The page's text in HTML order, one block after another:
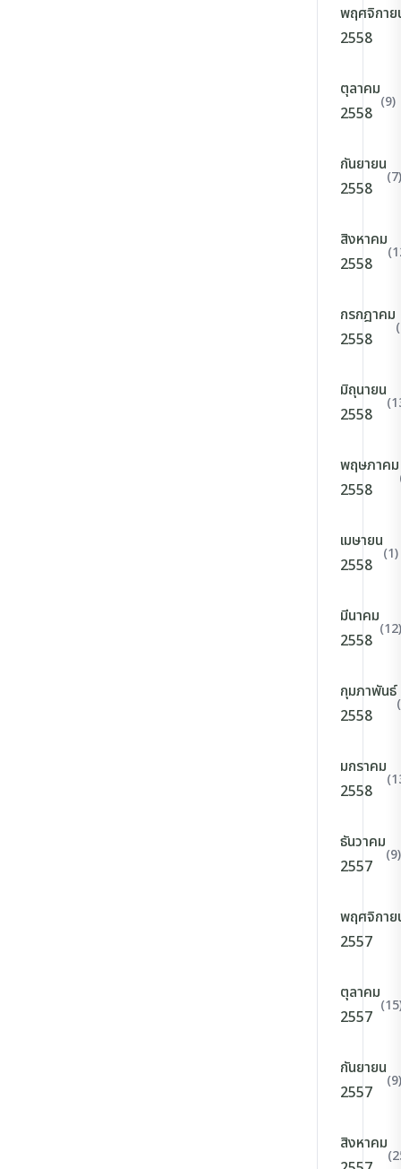
พฤศจิกาย
2558
ตุลาคม
2558
(9)
กันยายน
2558
(7)
สิงหาคม
2558
กรกฎาคม
2558
มิถุนายน
2558
พฤษภาคม
2558
เมษายน
2558
(1)
มีนาคม
2558
(12)
กุมภาพันธ์
2558
มกราคม
2558
ธันวาคม
2557
(9)
พฤศจิกาย
2557
ตุลาคม
2557
กันยายน
2557
(9)
สิงหาคม